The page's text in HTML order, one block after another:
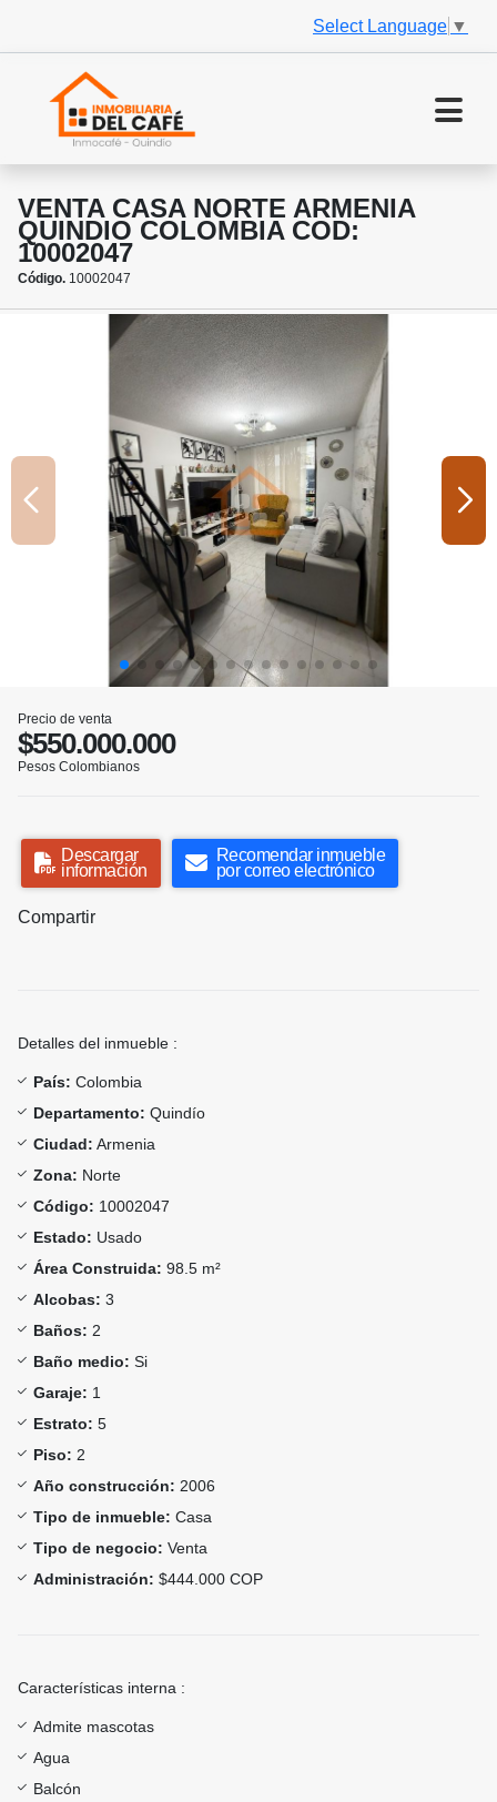
Select Language ▼
VENTA CASA NORTE ARMENIA
QUINDIO COLOMBIA COD:
10002047
Código. 10002047
Precio de venta
$550.000.000
Pesos Colombianos
Descargar
información
Recomendar inmueble
por correo electrónico
Compartir
Detalles del inmueble :
País: Colombia
Departamento: Quindío
Ciudad: Armenia
Zona: Norte
Código: 10002047
Estado: Usado
Área Construida: 98.5 m²
Alcobas: 3
Baños: 2
Baño medio: Si
Garaje: 1
Estrato: 5
Piso: 2
Año construcción: 2006
Tipo de inmueble: Casa
Tipo de negocio: Venta
Administración: $444.000 COP
Características interna :
Admite mascotas
Agua
Balcón